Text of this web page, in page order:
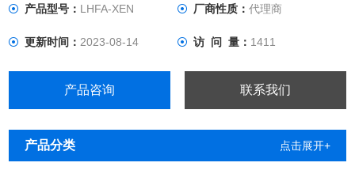
产品型号： LHFA-XEN 厂商性质： 代理商
更新时间：2023-08-14 访 问 量： 1411
产品咨询 联系我们
产品分类 点击展开+